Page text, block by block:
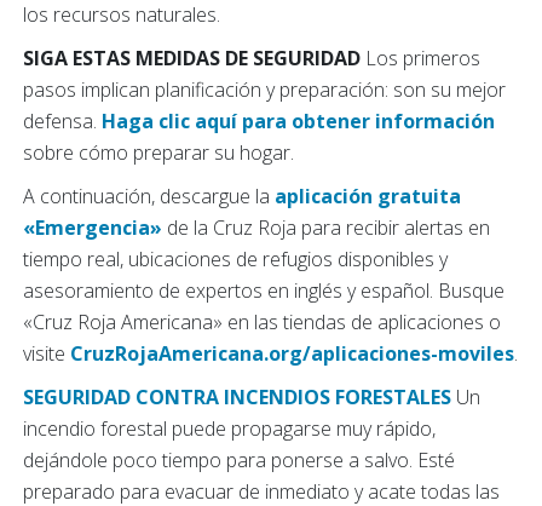
los recursos naturales.
SIGA ESTAS MEDIDAS DE SEGURIDAD Los primeros
pasos implican planificación y preparación: son su mejor
defensa. Haga clic aquí para obtener información
sobre cómo preparar su hogar.
A continuación, descargue la aplicación gratuita
«Emergencia» de la Cruz Roja para recibir alertas en
tiempo real, ubicaciones de refugios disponibles y
asesoramiento de expertos en inglés y español. Busque
«Cruz Roja Americana» en las tiendas de aplicaciones o
visite CruzRojaAmericana.org/aplicaciones-moviles.
SEGURIDAD CONTRA INCENDIOS FORESTALES Un
incendio forestal puede propagarse muy rápido,
dejándole poco tiempo para ponerse a salvo. Esté
preparado para evacuar de inmediato y acate todas las